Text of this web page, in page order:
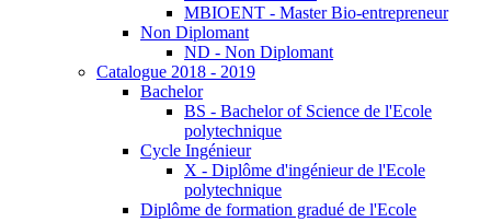
MBIOENT - Master Bio-entrepreneur
Non Diplomant
ND - Non Diplomant
Catalogue 2018 - 2019
Bachelor
BS - Bachelor of Science de l'Ecole
polytechnique
Cycle Ingénieur
X - Diplôme d'ingénieur de l'Ecole
polytechnique
Diplôme de formation gradué de l'Ecole